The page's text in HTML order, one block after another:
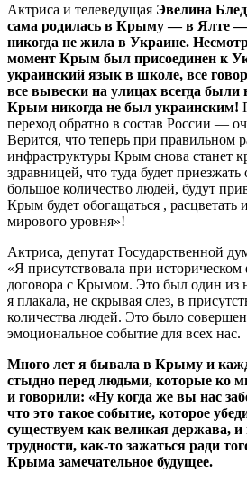
Актриса и телеведущая Эвелина
сама родилась в Крыму — в Ялте —
никогда не жила в Украине.
момент Крым был присоединен к
украинский язык в школе, все
все вывески на улицах всегда
Крым никогда не был украинским!
переход обратно в состав России —
Верится, что теперь при правильном
инфраструктуры Крым снова станет
здравницей, что туда будет приезжать
большое количество людей, будут
Крым будет обогащаться , расцветать
мирового уровня»!
Актриса, депутат Государственной
«Я присутствовала при
договора с Крымом. Это был один из
я плакала, не скрывая слез, в
количества людей. Это было
эмоциональное событие для всех нас.
Много лет я бывала в Крыму и
стыдно перед людьми, которые ко
и говорили: «Ну когда же вы нас
что это такое событие, которое
существуем как великая держава,
трудности, как-то зажаться ради
Крыма замечательное будущее.